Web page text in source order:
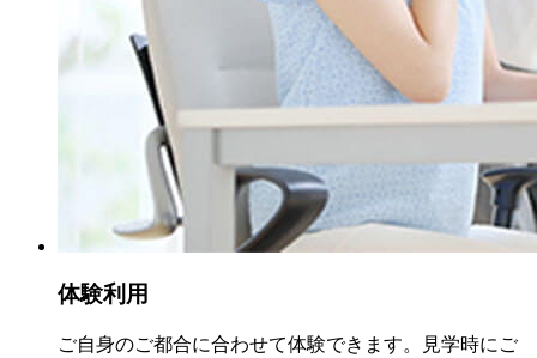
体験利用
ご自身のご都合に合わせて体験できます。見学時にご